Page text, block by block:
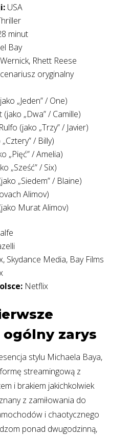
USA
minut
Bay
Rhett Reese
oryginalny
„Jeden” / One)
„Dwa” / Camille)
(jako „Trzy” / Javier)
/ Billy)
„Pięć” / Amelia)
„Sześć” / Six)
„Siedem” / Blaine)
Alimov)
Murat Alimov)
Skydance Media, Bay Films
Netflix
zarys
stylu Michaela Baya,
streamingową z
i brakiem jakichkolwiek
z zamiłowania do
i chaotycznego
ponad dwugodzinną,